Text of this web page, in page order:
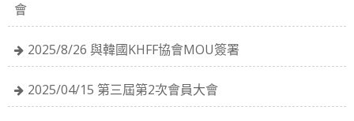
會
2025/8/26 與韓國KHFF協會MOU簽署
2025/04/15 第三屆第2次會員大會